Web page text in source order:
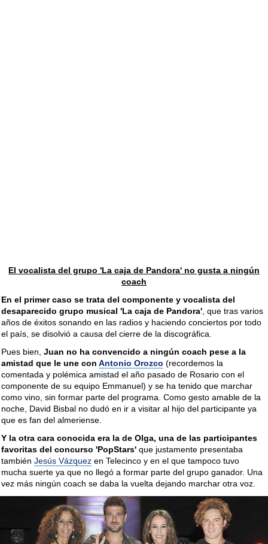
El vocalista del grupo 'La caja de Pandora' no gusta a ningún
coach
En el primer caso se trata del componente y vocalista del
desaparecido grupo musical 'La caja de Pandora', que tras varios
años de éxitos sonando en las radios y haciendo conciertos por todo
el país, se disolvió a causa del cierre de la discográfica.
Pues bien, Juan no ha convencido a ningún coach pese a la
amistad que le une con Antonio Orozco (recordemos la
comentada y polémica amistad el año pasado de Rosario con el
componente de su equipo Emmanuel) y se ha tenido que marchar
como vino, sin formar parte del programa. Como gesto amable de la
noche, David Bisbal no dudó en ir a visitar al hijo del participante ya
que es fan del almeriense.
Y la otra cara conocida era la de Olga, una de las participantes
favoritas del concurso 'PopStars' que justamente presentaba
también Jesús Vázquez en Telecinco y en el que tampoco tuvo
mucha suerte ya que no llegó a formar parte del grupo ganador. Una
vez más ningún coach se daba la vuelta dejando marchar otra voz.